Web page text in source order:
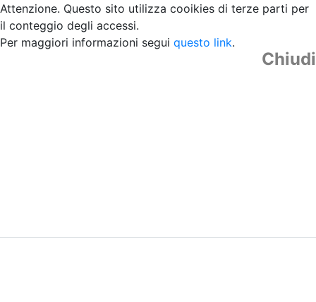
Attenzione. Questo sito utilizza cooikies di terze parti per
il conteggio degli accessi.
Per maggiori informazioni segui questo link.
Chiudi